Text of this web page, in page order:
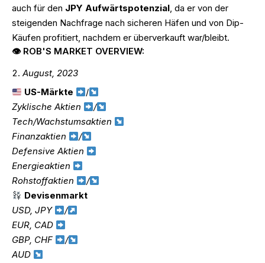
auch für den JPY Aufwärtspotenzial, da er von der
steigenden Nachfrage nach sicheren Häfen und von Dip-
Käufen profitiert, nachdem er überverkauft war/bleibt.
👁 ROB'S MARKET OVERVIEW:
August, 2023
US-Märkte
/
Zyklische Aktien
/
Tech/Wachstumsaktien
Finanzaktien
/
Defensive Aktien
Energieaktien
Rohstoffaktien
/
Devisenmarkt
USD, JPY
/
EUR, CAD
GBP, CHF
/
AUD